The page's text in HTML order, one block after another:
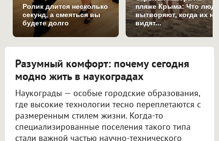
Ролик длится несколько
секунд, а смеяться вы
будете долго
пляже Крыма: Что
вытворяют, когда их не
видят...
Разумный комфорт: почему сегодня
модно жить в наукоградах
Наукограды — особые городские образования,
где высокие технологии тесно переплетаются с
размеренным стилем жизни. Когда-то
специализированные поселения такого типа
стали важной частью научно-технического